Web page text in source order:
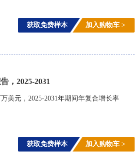
获取免费样本 加入购物车 >
，2025-2031
美元，2025-2031年期间年复合增长率
获取免费样本 加入购物车 >